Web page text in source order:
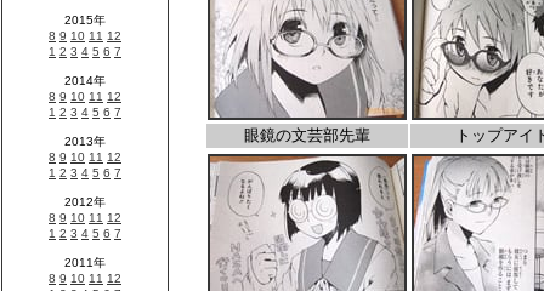
眼鏡の文芸部先輩 トップアイ